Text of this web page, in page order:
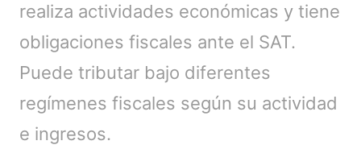
realiza actividades económicas y tiene
obligaciones fiscales ante el SAT.
Puede tributar bajo diferentes
regímenes fiscales según su actividad
e ingresos.